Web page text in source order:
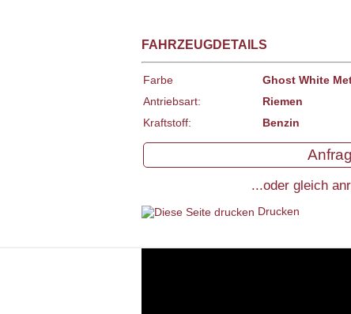
FAHRZEUGDETAILS
Farbe
Ghost White
Antriebsart:
Riemen
Kraftstoff:
Benzin
...oder gleich
Drucken